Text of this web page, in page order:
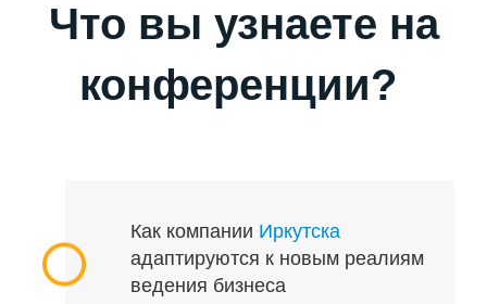
Что вы узнаете на
конференции?
Как компании Иркутска
адаптируются к новым реалиям
ведения бизнеса